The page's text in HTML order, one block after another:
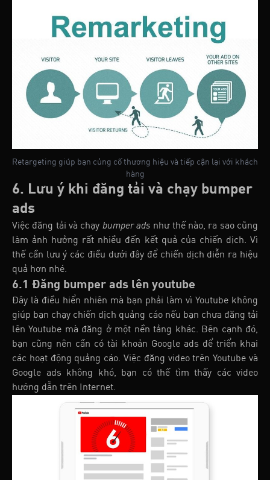
Retargeting giúp bạn củng cố thương hiệu và tiếp cận lại với khách
hàng
6. Lưu ý khi đăng tải và chạy bumper
ads
Việc đăng tải và chạy bumper ads như thế nào, ra sao cũng
làm ảnh hưởng rất nhiều đến kết quả của chiến dịch. Vì
thế cần lưu ý các điều dưới đây để chiến dịch diễn ra hiệu
quả hơn nhé.
6.1 Đăng bumper ads lên youtube
Đây là điều hiển nhiên mà bạn phải làm vì Youtube không
giúp bạn chạy chiến dịch quảng cáo nếu bạn chưa đăng tải
lên Youtube mà đăng ở một nền tảng khác. Bên cạnh đó,
bạn cũng nên cần có tài khoản Google ads để triển khai
các hoạt động quảng cáo. Việc đăng video trên Youtube và
Google ads không khó, bạn có thế tìm thấy các video
hướng dẫn trên Internet.